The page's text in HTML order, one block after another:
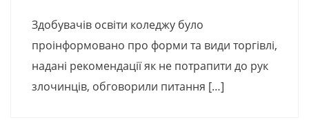
Здобувачів освіти коледжу було
проінформовано про форми та види торгівлі,
надані рекомендації як не потрапити до рук
злочинців, обговорили питання […]